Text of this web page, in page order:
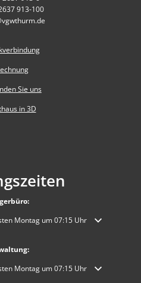
913-100
Sie uns
in 3D
oder Schließzeiten auszublenden
Montag um 07:15 Uhr
oder Schließzeiten auszublenden
Montag um 07:15 Uhr